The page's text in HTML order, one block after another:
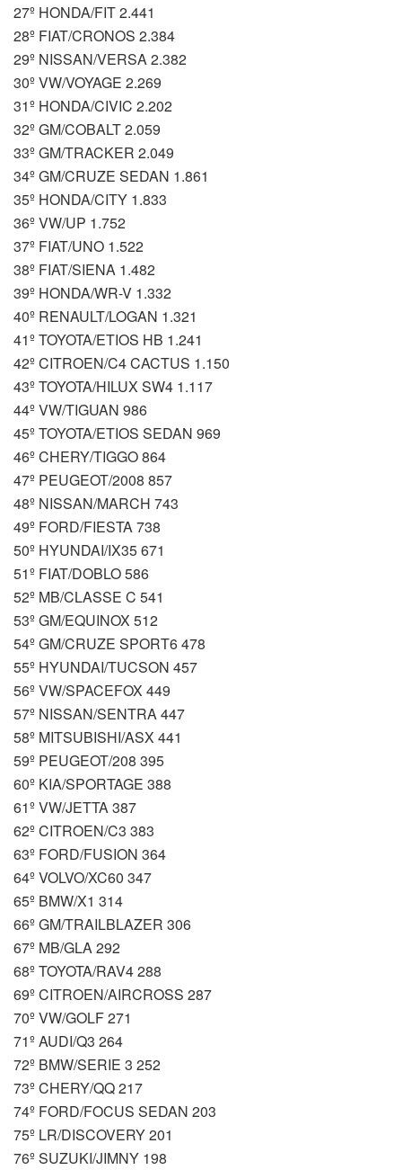
27º HONDA/FIT 2.441
28º FIAT/CRONOS 2.384
29º NISSAN/VERSA 2.382
30º VW/VOYAGE 2.269
31º HONDA/CIVIC 2.202
32º GM/COBALT 2.059
33º GM/TRACKER 2.049
34º GM/CRUZE SEDAN 1.861
35º HONDA/CITY 1.833
36º VW/UP 1.752
37º FIAT/UNO 1.522
38º FIAT/SIENA 1.482
39º HONDA/WR-V 1.332
40º RENAULT/LOGAN 1.321
41º TOYOTA/ETIOS HB 1.241
42º CITROEN/C4 CACTUS 1.150
43º TOYOTA/HILUX SW4 1.117
44º VW/TIGUAN 986
45º TOYOTA/ETIOS SEDAN 969
46º CHERY/TIGGO 864
47º PEUGEOT/2008 857
48º NISSAN/MARCH 743
49º FORD/FIESTA 738
50º HYUNDAI/IX35 671
51º FIAT/DOBLO 586
52º MB/CLASSE C 541
53º GM/EQUINOX 512
54º GM/CRUZE SPORT6 478
55º HYUNDAI/TUCSON 457
56º VW/SPACEFOX 449
57º NISSAN/SENTRA 447
58º MITSUBISHI/ASX 441
59º PEUGEOT/208 395
60º KIA/SPORTAGE 388
61º VW/JETTA 387
62º CITROEN/C3 383
63º FORD/FUSION 364
64º VOLVO/XC60 347
65º BMW/X1 314
66º GM/TRAILBLAZER 306
67º MB/GLA 292
68º TOYOTA/RAV4 288
69º CITROEN/AIRCROSS 287
70º VW/GOLF 271
71º AUDI/Q3 264
72º BMW/SERIE 3 252
73º CHERY/QQ 217
74º FORD/FOCUS SEDAN 203
75º LR/DISCOVERY 201
76º SUZUKI/JIMNY 198